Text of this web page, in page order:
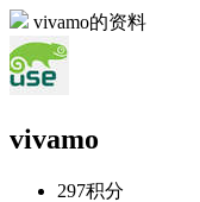
vivamo的资料
vivamo
297积分